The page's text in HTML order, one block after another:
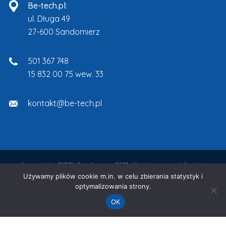
Be-tech.pl:
ul. Długa 49
27-600 Sandomierz
501 367 748
15 832 00 75 wew. 33
kontakt@be-tech.pl
Copyright byDIPOL Sandomierz 2021.All rights reserved. Projekt i
wykonanie:Agencja Interaktywna Epoka
Tworzenie stron www:
window.dataLayer = window.dataLayer || []; function gtag()
Używamy plików cookie m.in. w celu zbierania statystyk i
optymalizowania strony.
OK